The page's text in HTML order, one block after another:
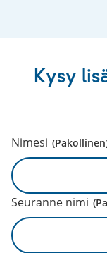
Kysy
Nimesi
Seuranne nimi